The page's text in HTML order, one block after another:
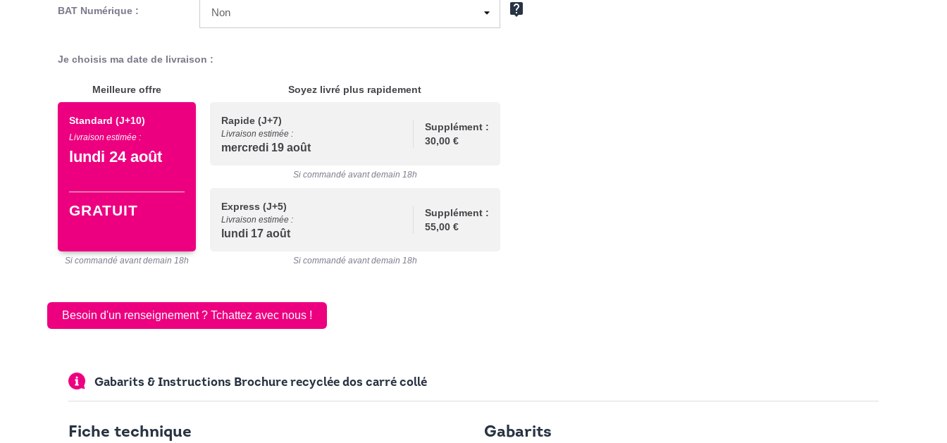
BAT Numérique : live_help
Je choisis ma date de livraison :
Meilleure offre
Standard (J+10)
Livraison estimée :
lundi 24 août
GRATUIT
Si commandé avant demain 18h
Soyez livré plus rapidement
Rapide (J+7)
Livraison estimée :
mercredi 19 août
Supplément :
30,00 €
Si commandé avant demain 18h
Express (J+5)
Livraison estimée :
lundi 17 août
Supplément :
55,00 €
Si commandé avant demain 18h
Besoin d'un renseignement ? Tchattez avec nous !
Gabarits & Instructions Brochure recyclée dos carré collé
Fiche technique Gabarits